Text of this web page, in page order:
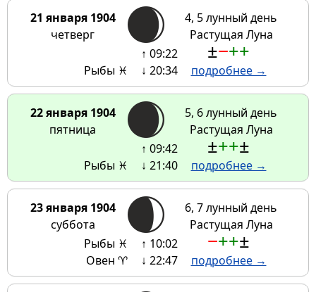
21 января 1904
четверг
4, 5 лунный день
Растущая Луна
Рыбы ♓
↑ 09:22
↓ 20:34
±−++
подробнее →
22 января 1904
пятница
5, 6 лунный день
Растущая Луна
Рыбы ♓
↑ 09:42
↓ 21:40
±++±
подробнее →
23 января 1904
суббота
6, 7 лунный день
Растущая Луна
Рыбы ♓
Овен ♈
↑ 10:02
↓ 22:47
−++±
подробнее →